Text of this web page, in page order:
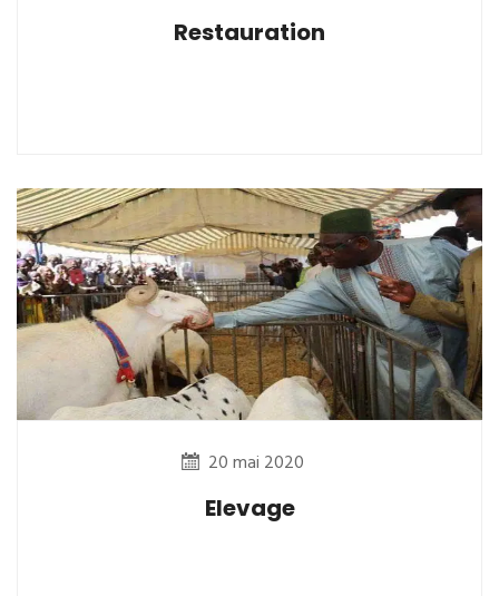
Restauration
20 mai 2020
Elevage